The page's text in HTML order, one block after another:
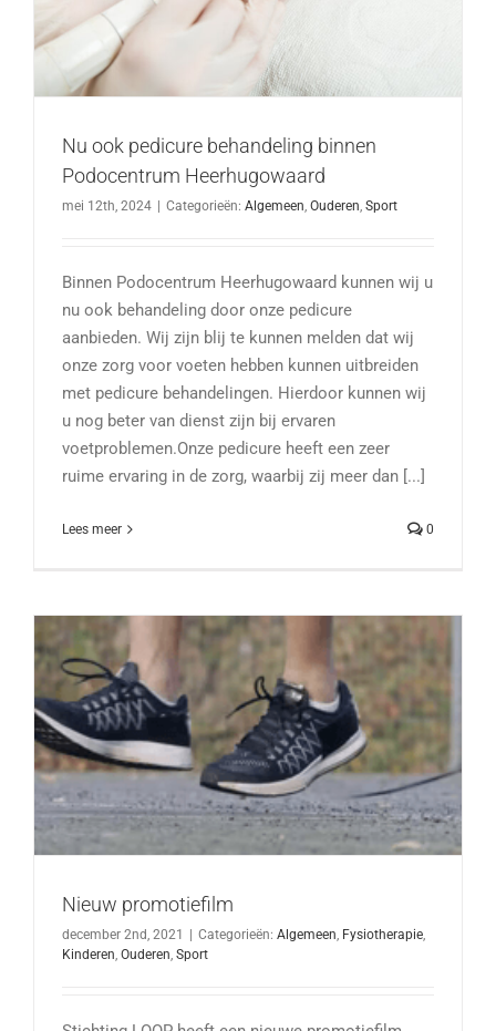
Nu ook pedicure behandeling binnen
Podocentrum Heerhugowaard
mei 12th, 2024 | Categorieën: Algemeen Ouderen Sport
Binnen Podocentrum Heerhugowaard kunnen wij u
nu ook behandeling door onze pedicure
aanbieden. Wij zijn blij te kunnen melden dat wij
onze zorg voor voeten hebben kunnen uitbreiden
met pedicure behandelingen. Hierdoor kunnen wij
u nog beter van dienst zijn bij ervaren
voetproblemen.Onze pedicure heeft een zeer
ruime ervaring in de zorg, waarbij zij meer dan [...]
Lees meer 0
Nieuw promotiefilm
december 2nd, 2021 | Categorieën: Algemeen, Fysiotherapie,
Kinderen, Ouderen, Sport